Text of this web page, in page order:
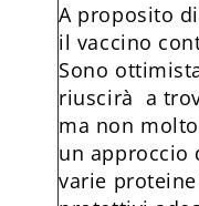
A proposito
il vaccino
Sono
riuscirà a
ma non
un approccio
varie